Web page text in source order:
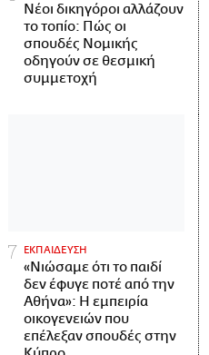
Νέοι δικηγόροι αλλάζουν
το τοπίο: Πώς οι
σπουδές Νομικής
οδηγούν σε θεσμική
συμμετοχή
ΕΚΠΑΙΔΕΥΣΗ
«Νιώσαμε ότι το παιδί
δεν έφυγε ποτέ από την
Αθήνα»: Η εμπειρία
οικογενειών που
επέλεξαν σπουδές στην